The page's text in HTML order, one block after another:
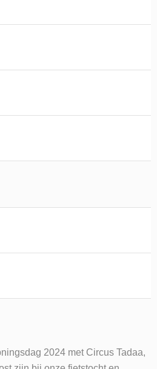
2024 met Circus Tadaa,